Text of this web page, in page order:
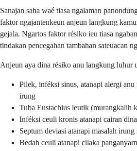
Sanajan saha waé tiasa ngalaman
faktor ngajantenkeun anjeun langkung
gejala. Ngartos faktor résiko ieu tiasa
tindakan pencegahan tambahan sateuacan
Anjeun aya dina résiko anu langkung luhur
Pilek, inféksi sinus, atanapi alergi anu
irung
Tuba Eustachius leutik (murangkalih
Inféksi ceuli kronis atanapi cairan
Septum deviasi atanapi masalah irung
Bedah ceuli atanapi cilaka